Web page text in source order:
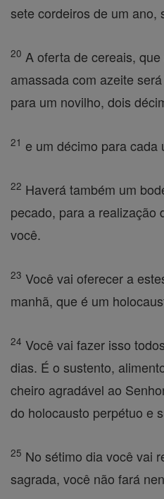
sete cordeiros de um ano,
20 A oferta de cereais,
amassada com azeite
para um novilho, dois
21 e um décimo para cada
22 Haverá também um
pecado, para a realização
você.
23 Você vai oferecer a
manhã, que é um
24 Você vai fazer isso
dias. É o sustento,
cheiro agradável ao
do holocausto perpétuo e
25 No sétimo dia você vai
sagrada, você não fará